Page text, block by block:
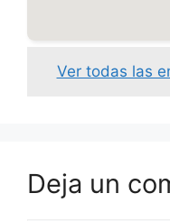
Ver todas las
Deja un